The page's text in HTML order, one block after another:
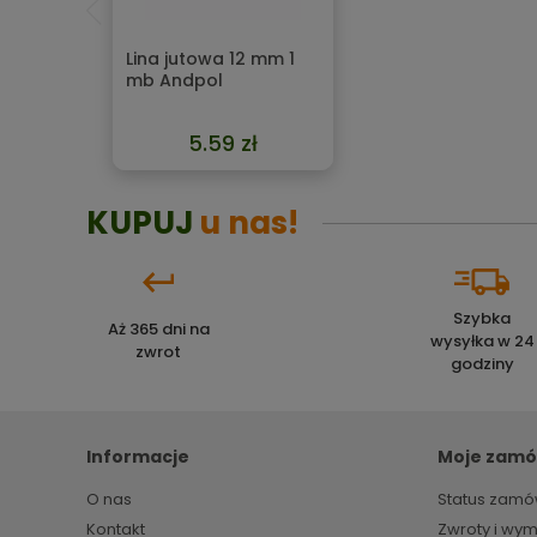
Lina jutowa 12 mm 1
mb Andpol
5.59 zł
KUPUJ u nas!
Aż 365 dni na
zwrot
Szybka
wysyłka w 24
godziny
Informacje
O nas
Kontakt
Moje
Status
Zwroty i